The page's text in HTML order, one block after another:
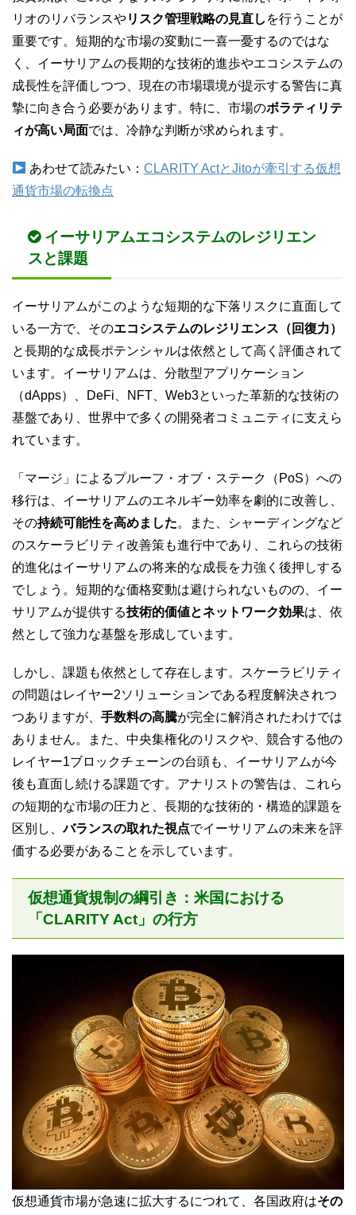
リオのリバランスやリスク管理戦略の見直し を行うことが
重要です。短期的な市場の変動に一喜一憂するのではな
く、イーサリアムの長期的な技術的進歩やエコシステムの
成長性を評価しつつ、現在の市場環境が提示する警告に真
摯に向き合う必要があります。特に、市場のボラティリテ
ィが高い局面では、冷静な判断が求められます。
あわせて読みたい： CLARITY ActとJitoが牽引する仮想
通貨市場の転換点
イーサリアムエコシステムのレジリエン
スと課題
イーサリアムがこのような短期的な下落リスクに直面して
いる一方で、そのエコシステムのレジリエンス（回復力）
と長期的な成長ポテンシャルは依然として高く評価されて
います。イーサリアムは、分散型アプリケーション
（dApps）、DeFi、NFT、Web3といった革新的な技術の
基盤であり、世界中で多くの開発者コミュニティに支えら
れています。
「マージ」によるプルーフ・オブ・ステーク（PoS）への
移行は、イーサリアムのエネルギー効率を劇的に改善し、
その持続可能性を高めました。また、シャーディングなど
のスケーラビリティ改善策も進行中であり、これらの技術
的進化はイーサリアムの将来的な成長を力強く後押しする
でしょう。短期的な価格変動は避けられないものの、イー
サリアムが提供する技術的価値とネットワーク効果は、依
然として強力な基盤を形成しています。
しかし、課題も依然として存在します。スケーラビリティ
の問題はレイヤー2ソリューションである程度解決されつ
つありますが、 手数料の高騰が完全に解消されたわけでは
ありません。また、中央集権化のリスクや、競合する他の
レイヤー1ブロックチェーンの台頭も、イーサリアムが今
後も直面し続ける課題です。アナリストの警告は、これら
の短期的な市場の圧力と、長期的な技術的・構造的課題を
区別し、バランスの取れた視点でイーサリアムの未来を評
価する必要があることを示しています。
仮想通貨規制の綱引き：米国における
「CLARITY Act」の行方
仮想通貨市場が急速に拡大するにつれて、各国政府はその